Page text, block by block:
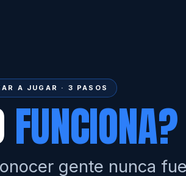
A JUGAR · 3 PASOS
FUNCIONA?
gente nunca